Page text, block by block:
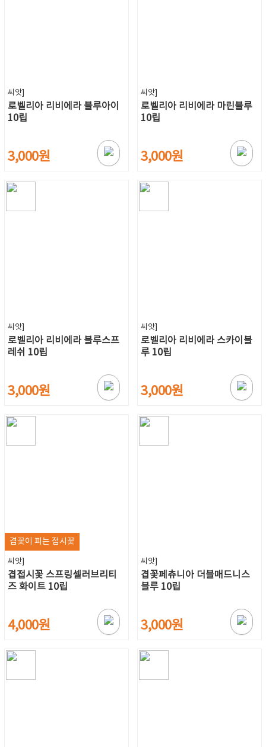
씨앗]
로벨리아 리비에라 블루아이
10립
3,000원
씨앗]
로벨리아 리비에라 마린블루
10립
3,000원
씨앗]
로벨리아 리비에라 블루스프
레쉬 10립
3,000원
씨앗]
로벨리아 리비에라 스카이블
루 10립
3,000원
겹꽃이 피는 접시꽃
씨앗]
겹접시꽃 스프링셀러브리티
즈 화이트 10립
4,000원
씨앗]
겹꽃페츄니아 더블매드니스
블루 10립
3,000원